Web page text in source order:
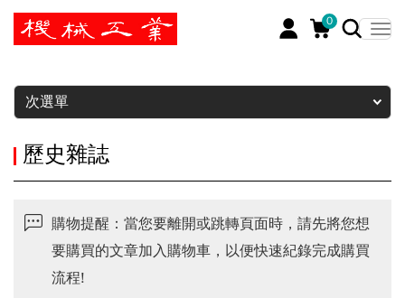
0
暫停
次選單
歷史雜誌
購物提醒：當您要離開或跳轉頁面時，請先將您想
要購買的文章加入購物車，以便快速紀錄完成購買
流程!